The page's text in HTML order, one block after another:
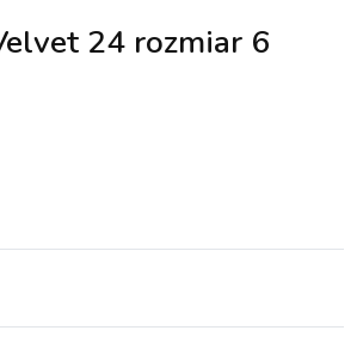
24 rozmiar 6